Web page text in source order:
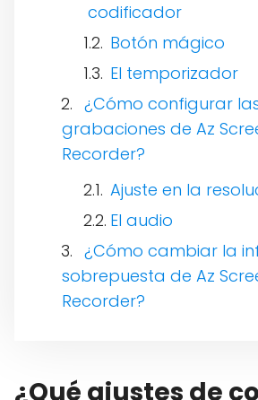
codificador
Botón mágico
El temporizador
¿Cómo configurar
grabaciones de Az
Recorder?
Ajuste en la
El audio
¿Cómo cambiar la
sobrepuesta de Az
Recorder?
¿Qué ajustes de